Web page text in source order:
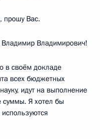
прошу Вас.
Владимирович!
в своём докладе
всех бюджетных
идут на выполнение
суммы. Я хотел бы